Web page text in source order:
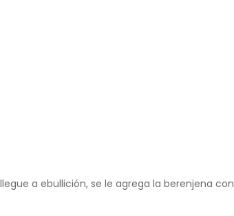
a ebullición, se le agrega la berenjena con